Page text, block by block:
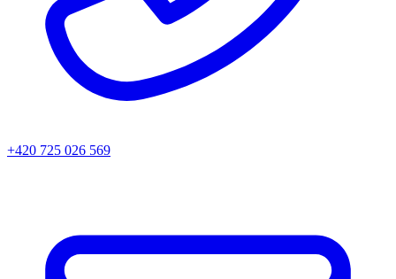
+420 725 026 569